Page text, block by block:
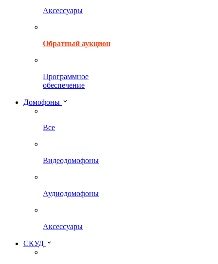
Аксессуары
Обратный аукцион
Программное
обеспечение
Домофоны
Все
Видеодомофоны
Аудиодомофоны
Аксессуары
СКУД